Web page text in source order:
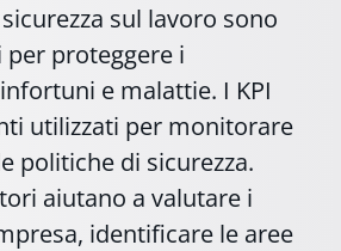
sul lavoro sono
proteggere i
e malattie. I KPI
utilizzati per monitorare
politiche di sicurezza.
aiutano a valutare i
identificare le aree